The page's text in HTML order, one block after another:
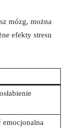
mózg, można
efekty stresu
emocjonalna